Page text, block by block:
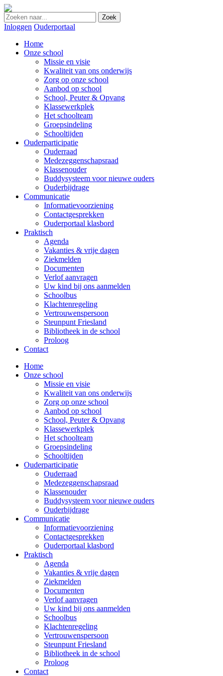
Zoek
Inloggen Ouderportaal
Home
Onze school
Missie en visie
Kwaliteit van ons onderwijs
Zorg op onze school
Aanbod op school
School, Peuter & Opvang
Klassewerkplek
Het schoolteam
Groepsindeling
Schooltijden
Ouderparticipatie
Ouderraad
Medezeggenschapsraad
Klassenouder
Buddysysteem voor nieuwe ouders
Ouderbijdrage
Communicatie
Informatievoorziening
Contactgesprekken
Ouderportaal klasbord
Praktisch
Agenda
Vakanties & vrije dagen
Ziekmelden
Documenten
Verlof aanvragen
Uw kind bij ons aanmelden
Schoolbus
Klachtenregeling
Vertrouwenspersoon
Steunpunt Friesland
Bibliotheek in de school
Proloog
Contact
Home
Onze school
Missie en visie
Kwaliteit van ons onderwijs
Zorg op onze school
Aanbod op school
School, Peuter & Opvang
Klassewerkplek
Het schoolteam
Groepsindeling
Schooltijden
Ouderparticipatie
Ouderraad
Medezeggenschapsraad
Klassenouder
Buddysysteem voor nieuwe ouders
Ouderbijdrage
Communicatie
Informatievoorziening
Contactgesprekken
Ouderportaal klasbord
Praktisch
Agenda
Vakanties & vrije dagen
Ziekmelden
Documenten
Verlof aanvragen
Uw kind bij ons aanmelden
Schoolbus
Klachtenregeling
Vertrouwenspersoon
Steunpunt Friesland
Bibliotheek in de school
Proloog
Contact